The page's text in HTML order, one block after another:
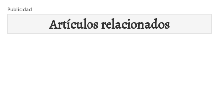
Publicidad
Artículos relacionados